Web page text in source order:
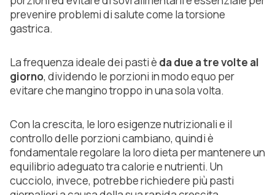
prevenire problemi di salute come la torsione
gastrica.
La frequenza ideale dei pasti è da due a tre volte al
giorno, dividendo le porzioni in modo equo per
evitare che mangino troppo in una sola volta.
Con la crescita, le loro esigenze nutrizionali e il
controllo delle porzioni cambiano, quindi è
fondamentale regolare la loro dieta per mantenere un
equilibrio adeguato tra calorie e nutrienti. Un
cucciolo, invece, potrebbe richiedere più pasti